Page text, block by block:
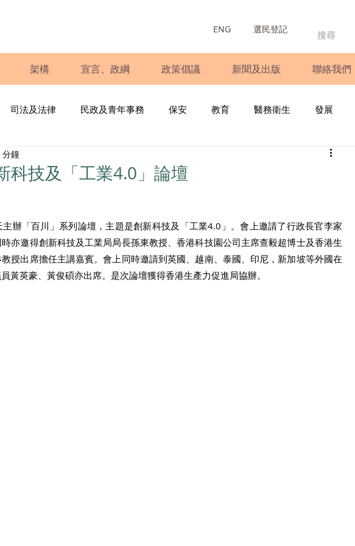
ENG 選民登記
架構 宣言、政綱 政策倡議 新聞及出版 聯絡我們
司法及法律 民政及青年事務 保安 教育 醫務衛生 發展
圓桌會議
科技及「工業4.0」論壇
分鐘
辦「百川」系列論壇，主題是創新科技及「工業4.0」。會上邀請了行政長官李家
亦邀得創新科技及工業局局長孫東教授、香港科技園公司主席查毅超博士及香港生
授出席擔任主講嘉賓。會上同時邀請到英國、越南、泰國、印尼，新加坡等外國在
黃英豪、黃俊碩亦出席。是次論壇獲得香港生產力促進局協辦。